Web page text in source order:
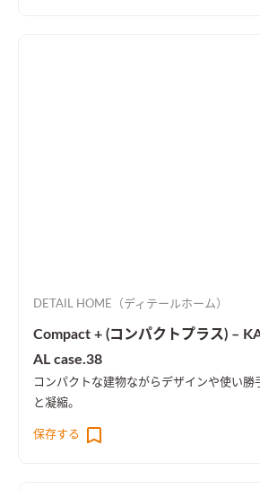
DETAIL HOME（ディテールホーム）
Compact + (コンパクトプラス) –
AL case.38
コンパクトな建物ながらデザインや使い勝
と凝縮。
保存する